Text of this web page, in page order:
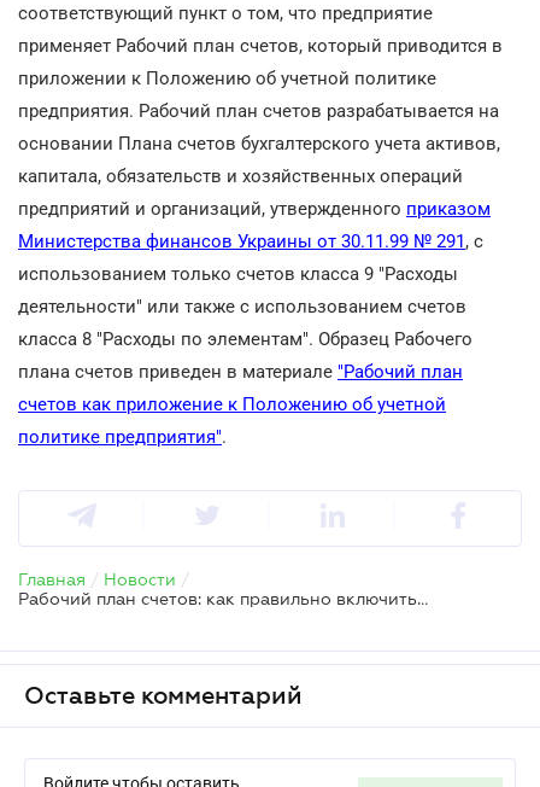
соответствующий пункт о том, что предприятие
применяет Рабочий план счетов, который приводится в
приложении к Положению об учетной политике
предприятия. Рабочий план счетов разрабатывается на
основании Плана счетов бухгалтерского учета активов,
капитала, обязательств и хозяйственных операций
предприятий и организаций, утвержденного приказом
Министерства финансов Украины от 30.11.99 № 291, с
использованием только счетов класса 9 "Расходы
деятельности" или также с использованием счетов
класса 8 "Расходы по элементам". Образец Рабочего
плана счетов приведен в материале "Рабочий план
счетов как приложение к Положению об учетной
политике предприятия".
Главная / Новости /
Рабочий план счетов: как правильно включить в учетную политику
Оставьте комментарий
Войдите чтобы оставить